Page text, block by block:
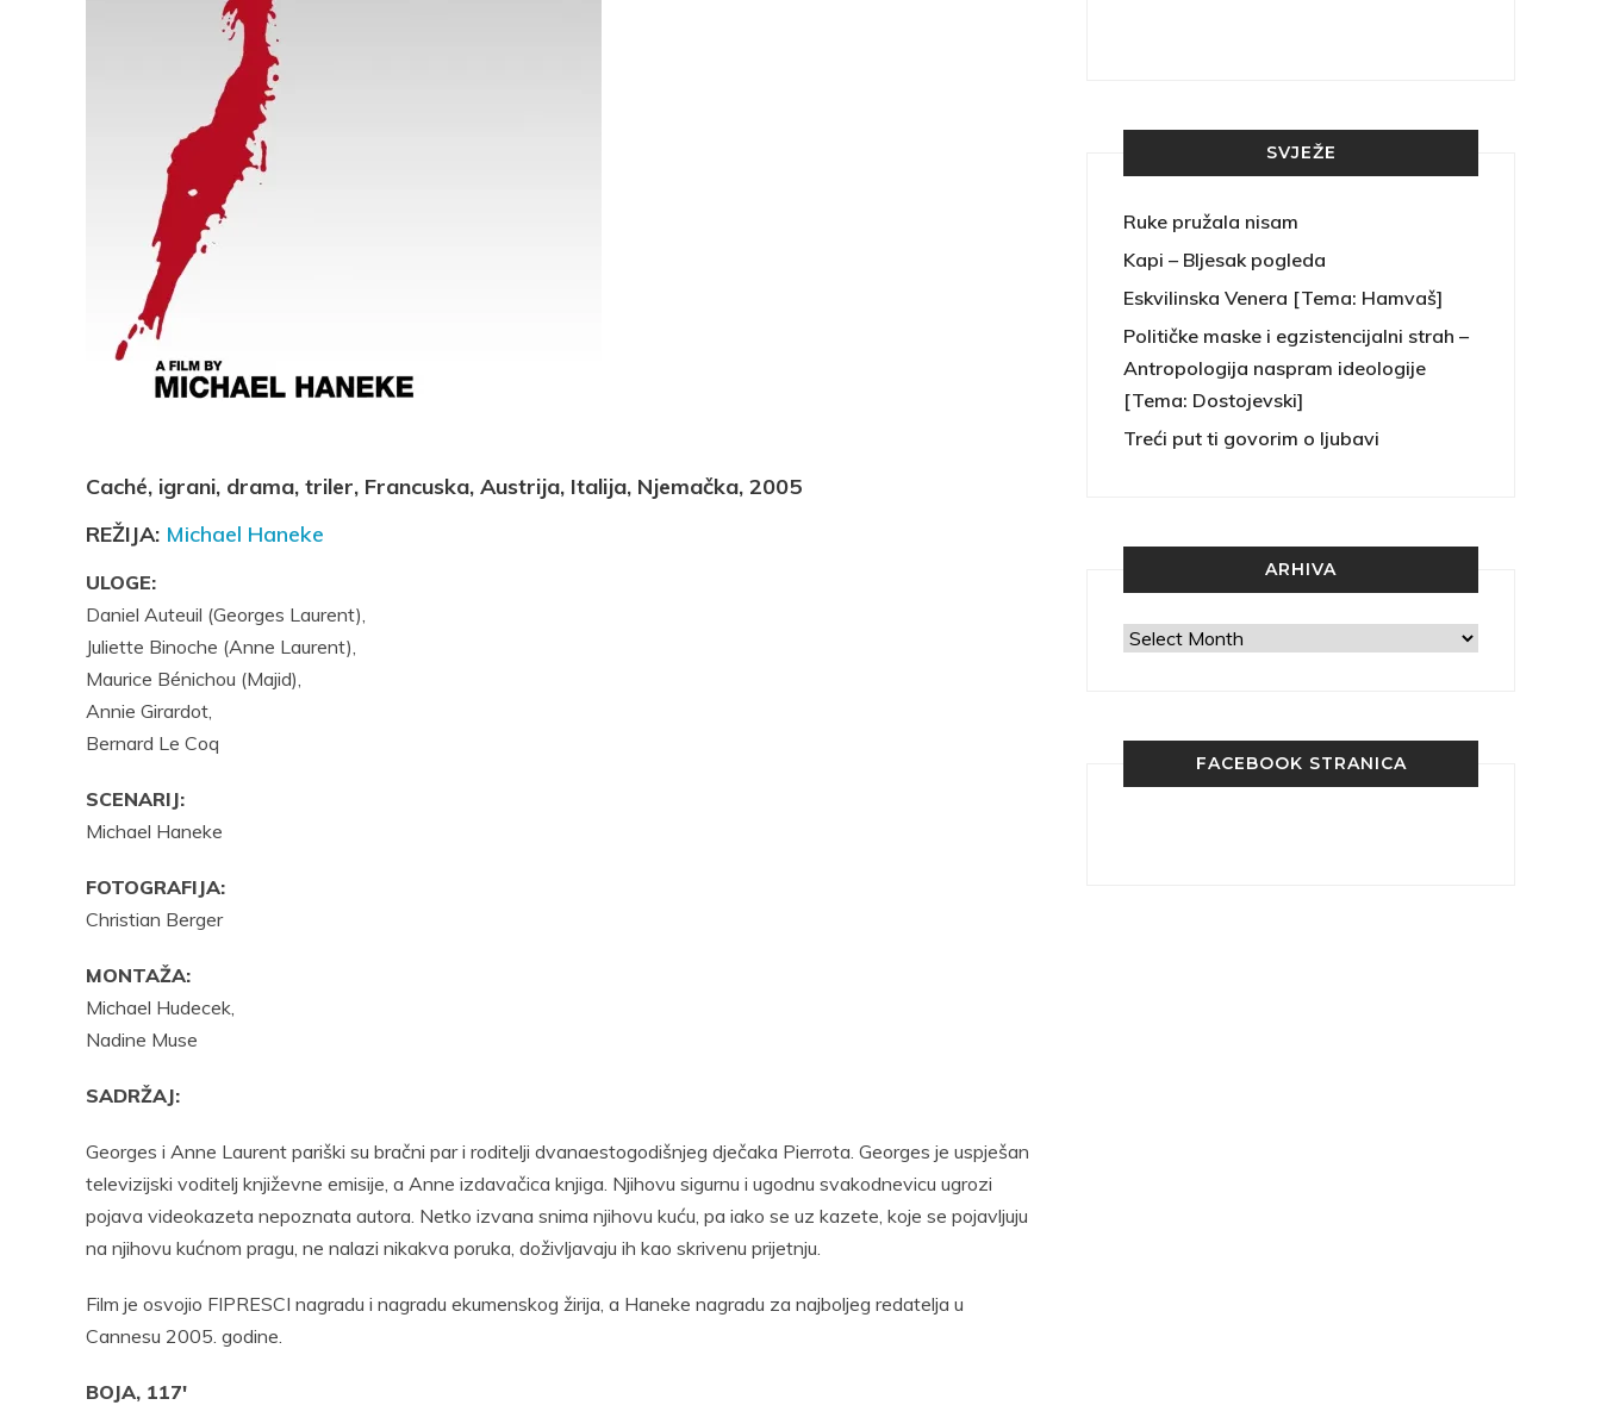
Caché, igrani, drama, triler, Francuska, Austrija, Italija, Njemačka, 2005
REŽIJA: Michael Haneke
ULOGE:
Daniel Auteuil (Georges Laurent),
Juliette Binoche (Anne Laurent),
Maurice Bénichou (Majid),
Annie Girardot,
Bernard Le Coq
SCENARIJ:
Michael Haneke
FOTOGRAFIJA:
Christian Berger
MONTAŽA:
Michael Hudecek,
Nadine Muse
SADRŽAJ:
Georges i Anne Laurent pariški su bračni par i roditelji dvanaestogodišnjeg dječaka Pierrota. Georges je uspješan
televizijski voditelj književne emisije, a Anne izdavačica knjiga. Njihovu sigurnu i ugodnu svakodnevicu ugrozi
pojava videokazeta nepoznata autora. Netko izvana snima njihovu kuću, pa iako se uz kazete, koje se pojavljuju
na njihovu kućnom pragu, ne nalazi nikakva poruka, doživljavaju ih kao skrivenu prijetnju.
Film je osvojio FIPRESCI nagradu i nagradu ekumenskog žirija, a Haneke nagradu za najboljeg redatelja u
Cannesu 2005. godine.
BOJA, 117′
SVJEŽE
Ruke pružala nisam
Kapi – Bljesak pogleda
Eskvilinska Venera [Tema: Hamvaš]
Političke maske i egzistencijalni strah –
Antropologija naspram ideologije
[Tema: Dostojevski]
Treći put ti govorim o ljubavi
ARHIVA
Arhiva
FACEBOOK STRANICA